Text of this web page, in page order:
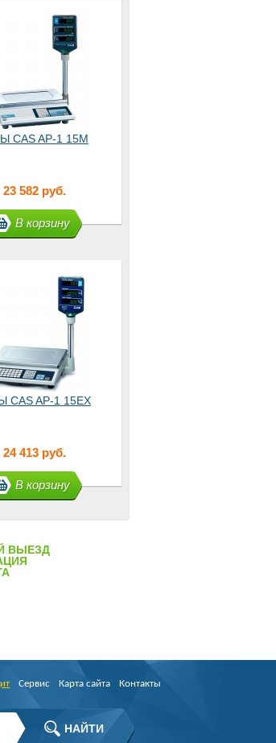
CAS AP-1 15M
23 582 руб.
В корзину
CAS AP-1 15EX
24 413 руб.
В корзину
ВЫЕЗД
Сервис Карта сайта Контакты